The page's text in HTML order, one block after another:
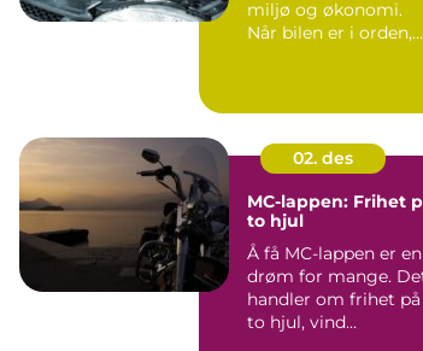
miljø og økonomi.
Når bilen er i orden,
02. des
MC-lappen: Frihet
to hjul
Å få MC-lappen er en
drøm for mange.
handler om frihet på
to hjul, vind...